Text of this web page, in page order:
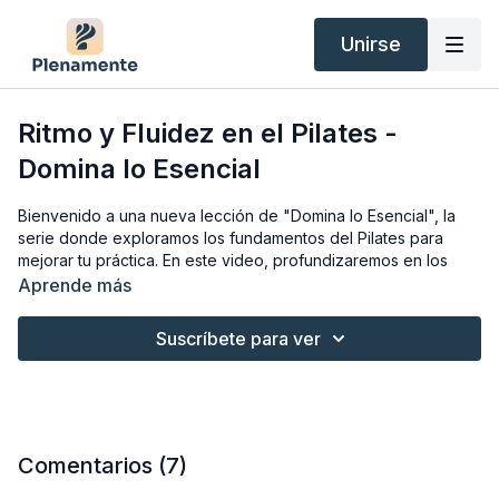
Unirse
Ritmo y Fluidez en el Pilates -
Domina lo Esencial
Bienvenido a una nueva lección de "Domina lo Esencial", la
serie donde exploramos los fundamentos del Pilates para
mejorar tu práctica. En este video, profundizaremos en los
principios de ritmo y fluidez, aspectos esenciales que
¿Qué son el Ritmo y la Fluidez en Pilates?
propio ritmo, que debe ser respetado para mantener la
Aprende más
Suscríbete para ver
Comentarios (7)